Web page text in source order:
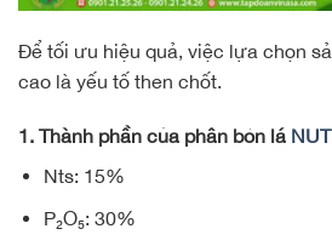
Để tối ưu hiệu quả, việc lựa chọn
cao là yếu tố then chốt.
1. Thành phần của phân bón lá
Nts: 15%
P₂O₅: 30%